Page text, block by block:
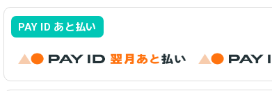
PAY ID あと払い